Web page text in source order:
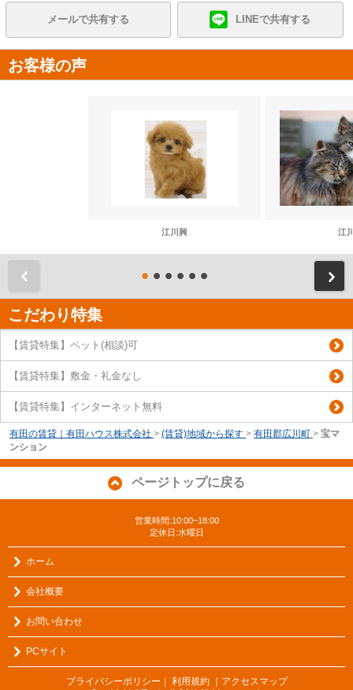
メールで共有する LINEで共有する
お客様の声
江川興 江
こだわり特集
【賃貸特集】ペット(相談)可
【賃貸特集】敷金・礼金なし
【賃貸特集】インターネット無料
有田の賃貸｜有田ハウス株式会社 > (賃貸)地域から探す > 有田郡広川町 > 宝マ
ンション
ページトップに戻る
営業時間:10:00~18:00
定休日:水曜日
ホーム
会社概要
お問い合わせ
PCサイト
プライバシーポリシー 利用規約 ｜アクセスマップ